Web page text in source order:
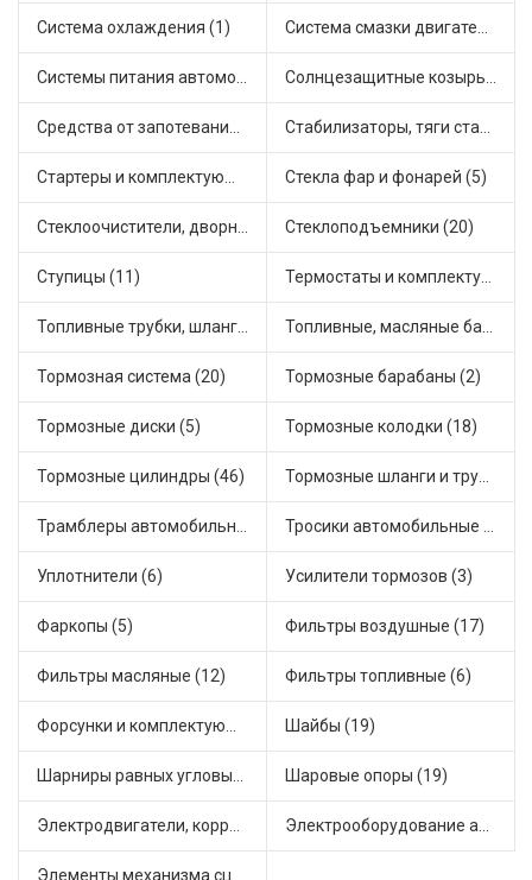
Система охлаждения (1) Система смазки двигателя (17)
Системы питания автомобиля (21) Солнцезащитные козырьки для салона автомобиля (3)
Средства от запотевания и размораживатели стекла (1) Стабилизаторы, тяги стабилизатора, стойки стабилиз (3)
Стартеры и комплектующие (38) Стекла фар и фонарей (5)
Стеклоочистители, дворники (1) Стеклоподъемники (20)
Ступицы (11) Термостаты и комплектующие системы охлаждения (55)
Топливные трубки, шланги, магистрали и рампы (3) Топливные, масляные баки (1)
Тормозная система (20) Тормозные барабаны (2)
Тормозные диски (5) Тормозные колодки (18)
Тормозные цилиндры (46) Тормозные шланги и трубки (5)
Трамблеры автомобильные (40) Тросики автомобильные (23)
Уплотнители (6) Усилители тормозов (3)
Фаркопы (5) Фильтры воздушные (17)
Фильтры масляные (12) Фильтры топливные (6)
Форсунки и комплектующие (1) Шайбы (19)
Шарниры равных угловых скоростей, приводные валы (1) Шаровые опоры (19)
Электродвигатели, корректоры и приводы автомобильн (22) Электрооборудование автомобилей (25)